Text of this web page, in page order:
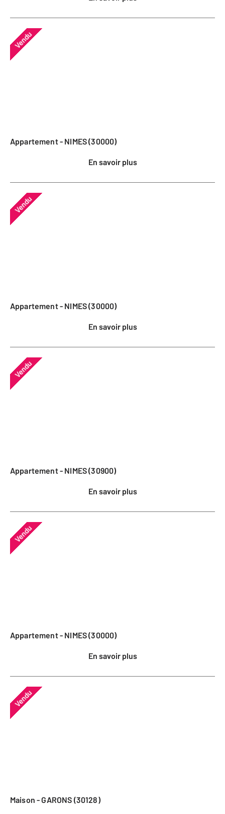
Vendu
Appartement - NIMES (30000)
En savoir plus
Vendu
Appartement - NIMES (30000)
En savoir plus
Vendu
Appartement - NIMES (30900)
En savoir plus
Vendu
Appartement - NIMES (30000)
En savoir plus
Vendu
Maison - GARONS (30128)